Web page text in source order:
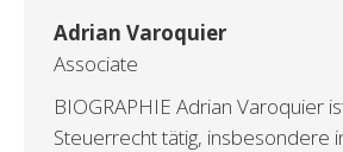
Adrian Varoquier
Associate
BIOGRAPHIE Adrian Varoquier
Steuerrecht tätig, insbesondere